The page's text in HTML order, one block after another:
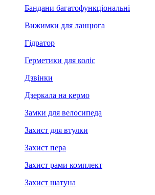
Бандани багатофункціональні
Вижимки для ланцюга
Гідратор
Герметики для коліс
Дзвінки
Дзеркала на кермо
Замки для велосипеда
Захист для втулки
Захист пера
Захист рами комплект
Захист шатуна